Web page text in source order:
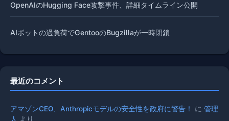
OpenAIのHugging Face攻撃事件、詳細タイムライン公開
AIボットの過負荷でGentooのBugzillaが一時閉鎖
最近のコメント
アマゾンCEO、Anthropicモデルの安全性を政府に警告！ に 管理
人 より